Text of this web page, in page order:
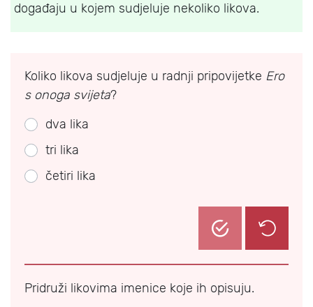
događaju u kojem sudjeluje nekoliko likova.
Koliko likova sudjeluje u radnji pripovijetke Ero
s onoga svijeta?
dva lika
tri lika
četiri lika
Pridruži likovima imenice koje ih opisuju.